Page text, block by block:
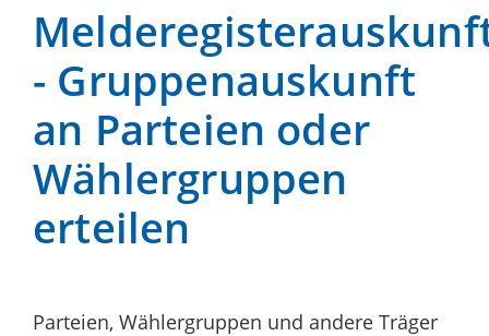
- Gruppenauskunft
an Parteien oder
Wählergruppen
erteilen
Parteien, Wählergruppen und andere Träger